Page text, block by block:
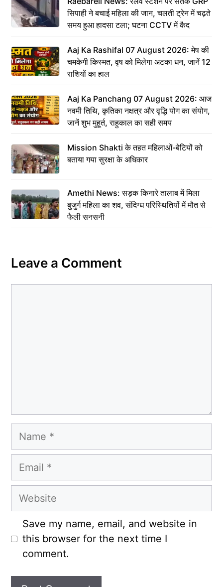
सिपाही ने बचाई महिला की जान, चलती ट्रेन में चढ़ते
समय हुआ हादसा टला; घटना CCTV में कैद
Aaj Ka Rashifal 07 August 2026: मेष की
चमकेगी किस्मत, वृष को मिलेगा अटका धन, जानें 12
राशियों का हाल
Aaj Ka Panchang 07 August 2026: आज
नवमी तिथि, कृतिका नक्षत्र और वृद्धि योग का संयोग,
जानें शुभ मुहूर्त, राहुकाल का सही समय
Mission Shakti के तहत महिलाओं-बेटियों को
बताया गया सुरक्षा के अधिकार
Amethi News: सड़क किनारे तालाब में मिला
बुजुर्ग महिला का शव, संदिग्ध परिस्थितियों में मौत से
फैली सनसनी
Leave a Comment
Name
Email
Website
Save my name, email, and website in
this browser for the next time I
comment.